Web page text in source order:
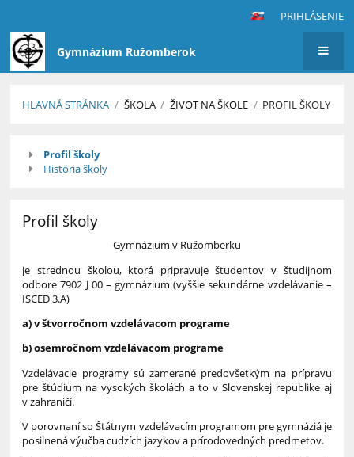
PRIHLÁSENIE
Gymnázium Ružomberok
HLAVNÁ STRÁNKA / ŠKOLA / ŽIVOT NA ŠKOLE / PROFIL ŠKOLY
Profil
školyProfil školy
História školy
Profil školy
Gymnázium v Ružomberku
je strednou školou, ktorá pripravuje študentov v študijnom
odbore 7902 J 00 – gymnázium (vyššie sekundárne vzdelávanie –
ISCED 3.A)
a) v štvorročnom vzdelávacom programe
b) osemročnom vzdelávacom programe
Vzdelávacie programy sú zamerané predovšetkým na prípravu
pre štúdium na vysokých školách a to v Slovenskej republike aj
v zahraničí.
V porovnaní so Štátnym vzdelávacím programom pre gymnáziá je
posilnená výučba cudzích jazykov a prírodovedných predmetov.